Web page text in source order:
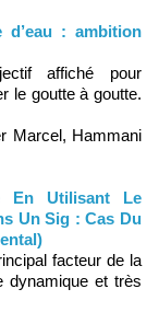
d’eau : ambition
affiché pour
le goutte à goutte.
Marcel, Hammani
En Utilisant Le
Un Sig : Cas Du
facteur de la
dynamique et très